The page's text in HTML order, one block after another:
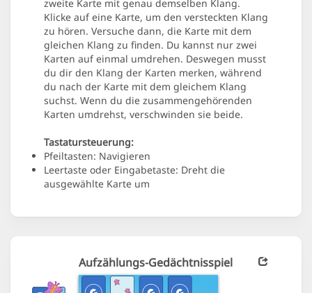
zweite Karte mit genau demselben Klang.
Klicke auf eine Karte, um den versteckten Klang
zu hören. Versuche dann, die Karte mit dem
gleichen Klang zu finden. Du kannst nur zwei
Karten auf einmal umdrehen. Deswegen musst
du dir den Klang der Karten merken, während
du nach der Karte mit dem gleichem Klang
suchst. Wenn du die zusammengehörenden
Karten umdrehst, verschwinden sie beide.
Tastatursteuerung:
Pfeiltasten: Navigieren
Leertaste oder Eingabetaste: Dreht die
ausgewählte Karte um
Aufzählungs-Gedächtnisspiel